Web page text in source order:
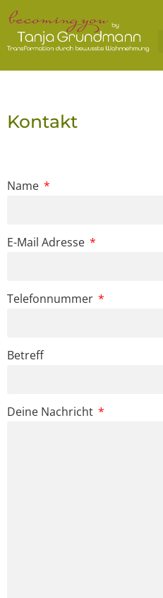
Kontakt
Name
E-Mail Adresse
Telefonnummer
Betreff
Deine Nachricht